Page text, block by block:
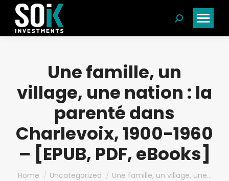
Search:
Une famille, un
village, une nation : la
parenté dans
Charlevoix, 1900-1960
– [EPUB, PDF, eBooks]
You are here:
Home Uncategorized Une famille, un village, une…